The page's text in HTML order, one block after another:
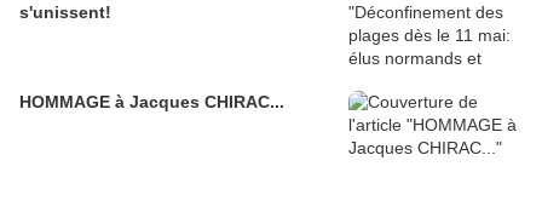
s'unissent!
HOMMAGE à Jacques CHIRAC...